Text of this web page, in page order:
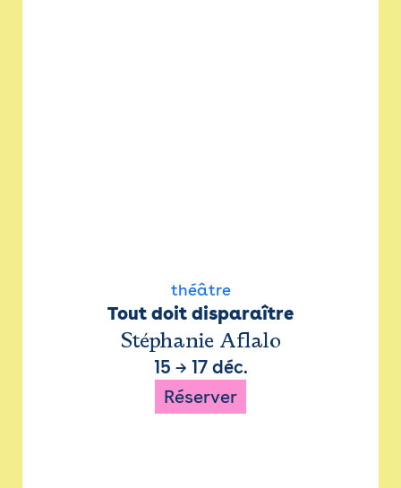
théâtre
Tout doit disparaître
Stéphanie Aflalo
15 → 17 déc.
Réserver